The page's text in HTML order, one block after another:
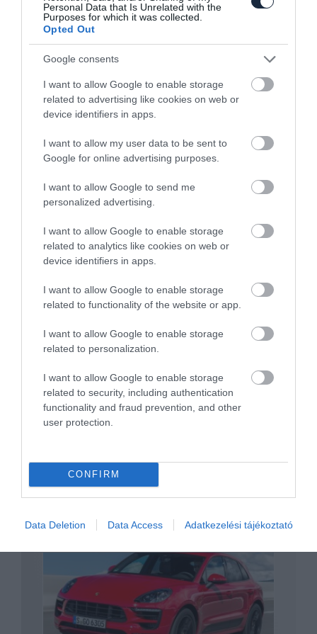
Personal Data that Is Unrelated with the
Purposes for which it was collected.
Opted Out
Google consents
I want to allow Google to enable storage
related to advertising like cookies on web or
device identifiers in apps.
I want to allow my user data to be sent to
Google for online advertising purposes.
I want to allow Google to send me
personalized advertising.
I want to allow Google to enable storage
related to analytics like cookies on web or
device identifiers in apps.
I want to allow Google to enable storage
related to functionality of the website or app.
I want to allow Google to enable storage
related to personalization.
I want to allow Google to enable storage
related to security, including authentication
functionality and fraud prevention, and other
user protection.
CONFIRM
Data Deletion Data Access Adatkezelési tájékoztató
Ultratakarékos változatban is itt az Audi
Q7
Győrből jön az Audi Q3
Kupéra hangol az Audi
V8-ast kap a Levante